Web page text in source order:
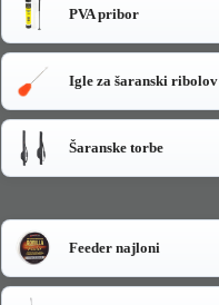
PVA pribor
Igle za šaranski ribolov
Šaranske torbe
Feeder najloni